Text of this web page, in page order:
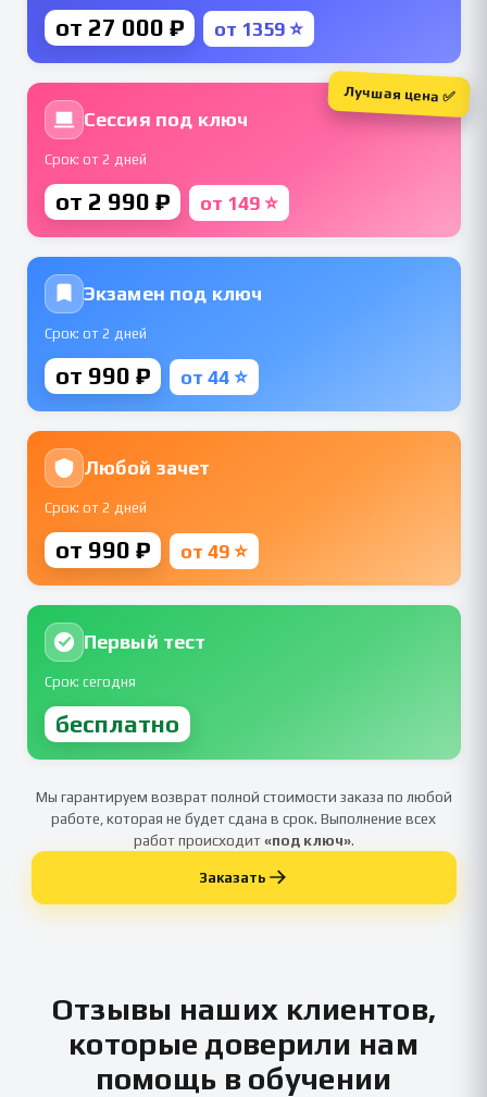
от 27 000 ₽ от 1359 ⭐
Сессия под ключ
Срок: от 2 дней
от 2 990 ₽ от 149 ⭐
Лучшая цена ✅
Экзамен под ключ
Срок: от 2 дней
от 990 ₽ от 44 ⭐
Любой зачет
Срок: от 2 дней
от 990 ₽ от 49 ⭐
Первый тест
Срок: сегодня
бесплатно
Мы гарантируем возврат полной стоимости заказа по любой
работе, которая не будет сдана в срок. Выполнение всех
работ происходит«под ключ».
Заказать
Отзывы наших клиентов,
которые доверили нам
помощь в обучении